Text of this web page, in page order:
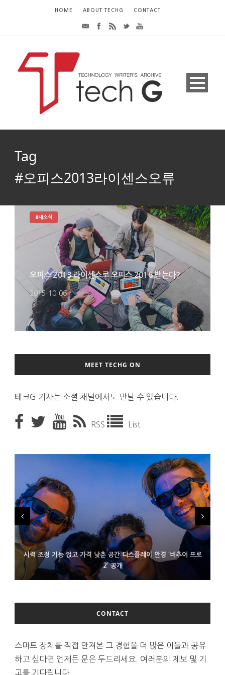
HOME ABOUT TECHG CONTACT
Tag
#오피스2013라이센스오류
오피스 2013 라이센스로 오피스 2016 받는다?
2015-10-06
#새소식
MEET TECHG ON
테크G 기사는 소셜 채널에서도 만날 수 있습니다.
RSS List
시력 조정 기능 얹고 가격 낮춘 공간 디스플레이 안경 ‘비추어 프로
2’ 공개
D램 부족에 10억달러어치 아이폰18 프로세서 패키징 대기 중
300~400달러 반지형 스피커 준비하는 오픈AI
CONTACT
스마트 장치를 직접 만져본 그 경험을 더 많은 이들과 공유
하고 싶다면 언제든 문은 두드리세요. 여러분의 제보 및 기
고를 기다립니다.